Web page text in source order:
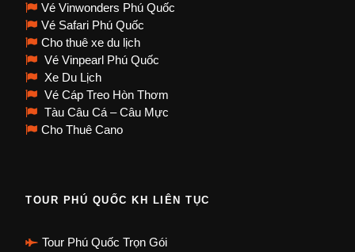
Vé Vinwonders Phú Quốc
Vé Safari Phú Quốc
Cho thuê xe du lịch
Vé Vinpearl Phú Quốc
Xe Du Lịch
Vé Cáp Treo Hòn Thơm
Tàu Câu Cá – Câu Mực
Cho Thuê Cano
TOUR PHÚ QUỐC KH LIÊN TỤC
Tour Phú Quốc Trọn Gói